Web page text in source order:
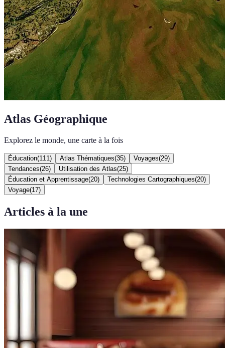
Atlas Géographique
Explorez le monde, une carte à la fois
Éducation(111 ) Atlas Thématiques(35) Voyages(29)
Tendances(26) Utilisation des Atlas(25)
Éducation et Apprentissage(20) Technologies Cartographiques(20)
Voyage(17)
Articles à la une